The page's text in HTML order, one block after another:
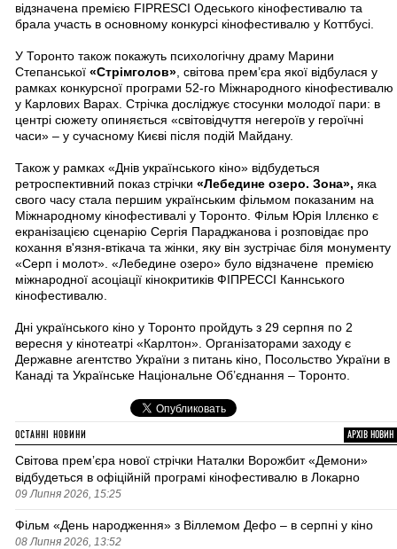
відзначена премією FIPRESCI Одеського кінофестивалю та
брала участь в основному конкурсі кінофестивалю у Коттбусі.
У Торонто також покажуть психологічну драму Марини
Степанської «Стрімголов» , світова прем’єра якої відбулася у
рамках конкурсної програми 52-го Міжнародного кінофестивалю
у Карлових Варах. Стрічка досліджує стосунки молодої пари: в
центрі сюжету опиняється «світовідчуття негероїв у героїчні
часи» – у сучасному Києві після подій Майдану.
Також у рамках «Днів українського кіно» відбудеться
ретроспективний показ стрічки «Лебедине озеро. Зона», яка
свого часу стала першим українським фільмом показаним на
Міжнародному кінофестивалі у Торонто. Фільм Юрія Іллєнко є
екранізацією сценарію Сергія Параджанова і розповідає про
кохання в'язня-втікача та жінки, яку він зустрічає біля монументу
«Серп і молот». «Лебедине озеро» було відзначене премією
міжнародної асоціації кінокритиків ФІПРЕССІ Каннського
кінофестивалю.
Дні українського кіно у Торонто пройдуть з 29 серпня по 2
вересня у кінотеатрі «Карлтон». Організаторами заходу є
Державне агентство України з питань кіно, Посольство України в
Канаді та Українське Національне Об’єднання – Торонто.
ОСТАННІ НОВИНИ АРХІВ НОВИН
Світова премʼєра нової стрічки Наталки Ворожбит «Демони»
відбудеться в офіційній програмі кінофестивалю в Локарно
09 Липня 2026, 15:25
Фільм «День народження» з Віллемом Дефо – в серпні у кіно
08 Липня 2026, 13:52